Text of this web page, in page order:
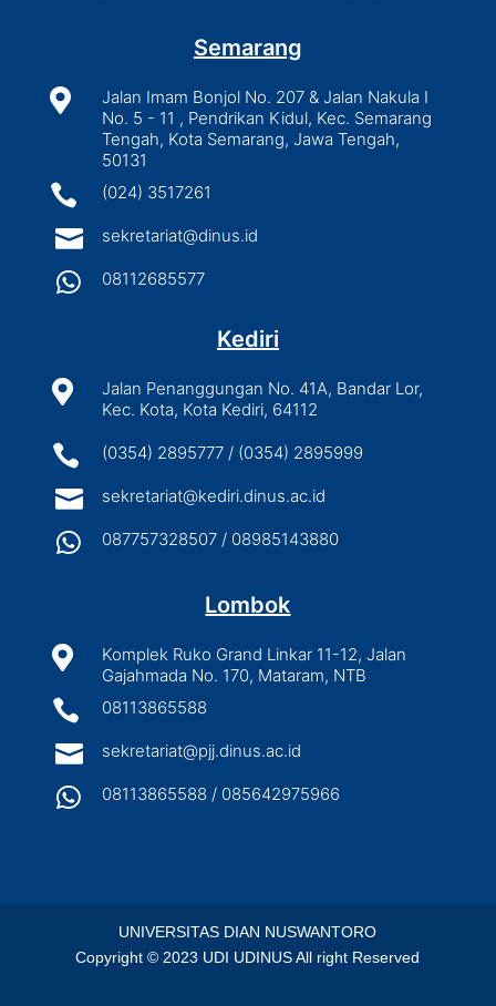
Semarang

Jalan Imam Bonjol No. 207 & Jalan Nakula I
No. 5 - 11 , Pendrikan Kidul, Kec. Semarang
Tengah, Kota Semarang, Jawa Tengah,
50131
 (024) 3517261
 sekretariat@dinus.id
 08112685577
Kediri

Jalan Penanggungan No. 41A, Bandar Lor,
Kec. Kota, Kota Kediri, 64112
 (0354) 2895777 / (0354) 2895999
 sekretariat@kediri.dinus.ac.id
 087757328507 / 08985143880
Lombok

Komplek Ruko Grand Linkar 11-12, Jalan
Gajahmada No. 170, Mataram, NTB
 08113865588
 sekretariat@pjj.dinus.ac.id
 08113865588 / 085642975966
UNIVERSITAS DIAN NUSWANTORO
Copyright © 2023 UDI UDINUS All right Reserved